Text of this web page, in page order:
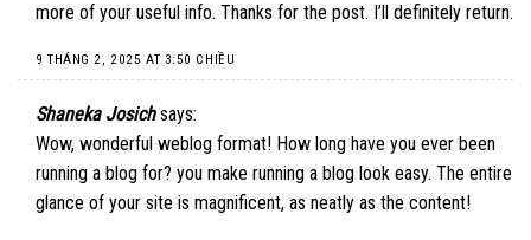
more of your useful info. Thanks for the post. I’ll definitely return.
9 THÁNG 2, 2025 AT 3:50 CHIỀU
Shaneka Josich says:
Wow, wonderful weblog format! How long have you ever been
running a blog for? you make running a blog look easy. The entire
glance of your site is magnificent, as neatly as the content!